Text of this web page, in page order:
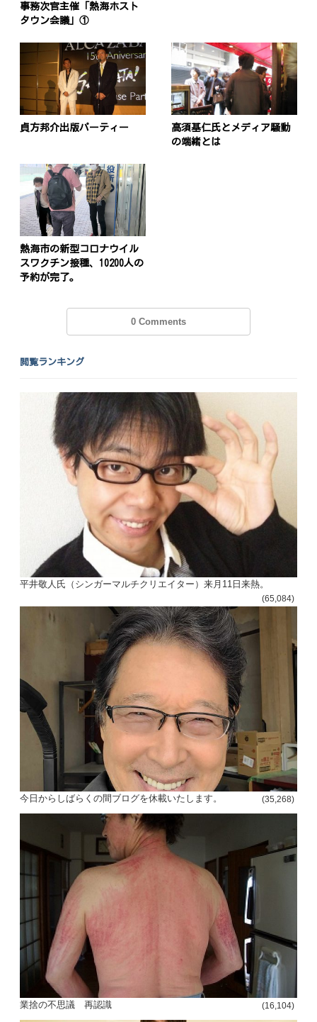
事務次官主催「熱海ホスト
タウン会議」①
貞方邦介出版パーティー
高須基仁氏とメディア騒動
の端緒とは
熱海市の新型コロナウイル
スワクチン接種、10200人の
予約が完了。
0 Comments
閲覧ランキング
平井敬人氏（シンガーマルチクリエイター）来月11日来熱。
(65,084)
今日からしばらくの間ブログを休載いたします。 (35,268)
業捨の不思議 再認識 (16,104)